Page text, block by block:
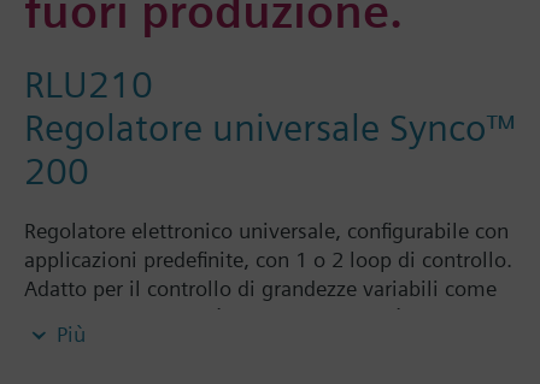
fuori produzione.
RLU210
Regolatore universale Synco™
200
Regolatore elettronico universale, configurabile con
applicazioni predefinite, con 1 o 2 loop di controllo.
Adatto per il controllo di grandezze variabili come
temperatura, umidità, pressione, qualità dell'aria
ecc.
Più